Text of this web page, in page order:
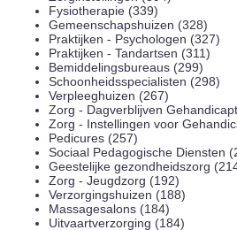
Fysiotherapie (339)
Gemeenschapshuizen (328)
Praktijken - Psychologen (327)
Praktijken - Tandartsen (311)
Bemiddelingsbureaus (299)
Schoonheidsspecialisten (298)
Verpleeghuizen (267)
Zorg - Dagverblijven
Zorg - Instellingen voor
Pedicures (257)
Sociaal Pedagogische Diensten
Geestelijke gezondheidszorg
Zorg - Jeugdzorg (192)
Verzorgingshuizen (188)
Massagesalons (184)
Uitvaartverzorging (184)